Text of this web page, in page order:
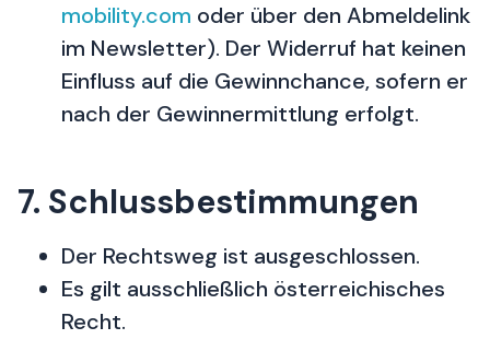
mobility.com oder über den Abmeldelink
im Newsletter). Der Widerruf hat keinen
Einfluss auf die Gewinnchance, sofern er
nach der Gewinnermittlung erfolgt.
7. Schlussbestimmungen
Der Rechtsweg ist ausgeschlossen.
Es gilt ausschließlich österreichisches
Recht.